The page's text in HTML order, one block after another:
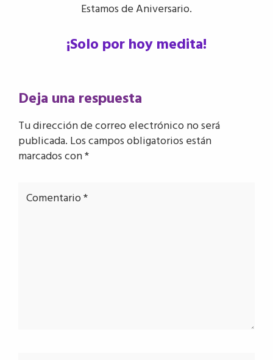
Estamos de Aniversario.
¡Solo por hoy medita!
Interacciones
con
los
lectores
Deja una respuesta
Tu dirección de correo electrónico no será
publicada. Los campos obligatorios están
marcados con*